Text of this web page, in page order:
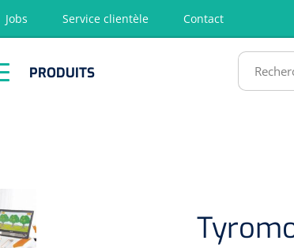
Jobs Service clientèle Contact
PRODUITS